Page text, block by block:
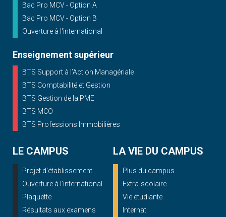
Bac Pro MCV - Option A
Bac Pro MCV - Option B
Ouverture à l'international
Enseignement supérieur
BTS Support à l’Action Managériale
BTS Comptabilité et Gestion
BTS Gestion de la PME
BTS MCO
BTS Professions Immobilières
LE CAMPUS
Projet d'établissement
Ouverture à l'international
Plaquette
Résultats aux examens
LA VIE DU CAMPUS
Plus du campus
Extra-scolaire
Vie étudiante
Internat